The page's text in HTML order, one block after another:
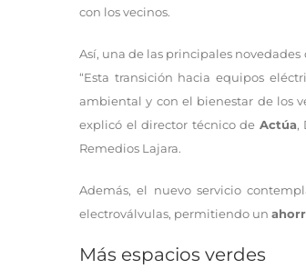
con los vecinos.
Así, una de las principales
“Esta transición hacia equipos
ambiental y con el bienestar de los
explicó el director técnico de Actúa,
Remedios Lajara.
Además, el nuevo servicio
electroválvulas, permitiendo un
Más espacios verdes